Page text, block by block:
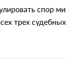
спор
трех